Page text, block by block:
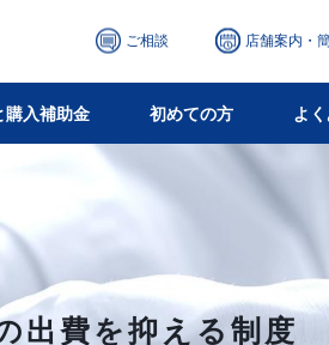
ご相談 店舗案内・
購入補助金 初めての方 よ
出費を抑える制度